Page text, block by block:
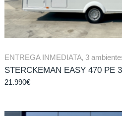
ENTREGA INMEDIATA, 3
STERCKEMAN EASY 470 PE
21.990€